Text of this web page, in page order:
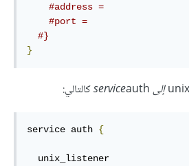
#address =
#port =
#}
}
auth كالتالي:
service auth {